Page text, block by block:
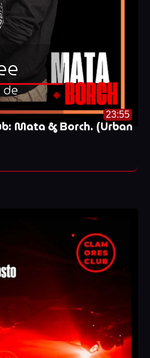
de
23:55
Mata & Borch. (Urban